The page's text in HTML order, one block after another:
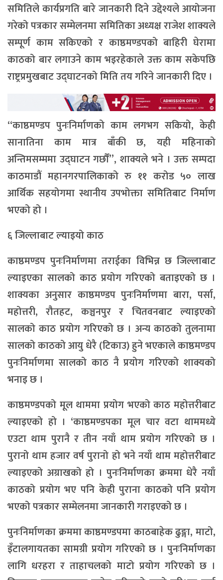
समितिले कार्यप्रगति बारे जानकारी दिने उद्देश्यले आयोजना
गरेको पत्रकार सम्मेलनमा समितिका अध्यक्ष राजेश शाक्यले
सम्पूर्ण काम सकिएको र काष्ठमण्डपको बाहिरी घेरामा
काठको बार लगाउने काम भइरहेकाले उक्त काम सकेपछि
राष्ट्रप्रमुखबाट उद्घाटनको मिति तय गरिने जानकारी दिए ।
“काष्ठमण्डप पुनःनिर्माणको काम लगभग सकियो, केही
सानातिना काम मात्र बाँकी छ, यही महिनाको
अन्तिमसम्ममा उद्घाटन गर्छौं”, शाक्यले भने । उक्त सम्पदा
काठमाडौं महानगरपालिकाको रु ११ करोड ५० लाख
आर्थिक सहयोगमा स्थानीय उपभोक्ता समितिबाट निर्माण
भएको हो ।
६ जिल्लाबाट ल्याइयो काठ
काष्ठमण्डप पुनःनिर्माणमा तराईका विभिन्न छ जिल्लाबाट
ल्याइएका सालको काठ प्रयोग गरिएको बताइएको छ ।
शाक्यका अनुसार काष्ठमण्डप पुनःनिर्माणमा बारा, पर्सा,
महोत्तरी, रौतहट, कञ्चनपुर र चितवनबाट ल्याइएको
सालको काठ प्रयोग गरिएको छ । अन्य काठको तुलनामा
सालको काठको आयु धेरै (टिकाउ) हुने भएकाले काष्ठमण्डप
पुनःनिर्माणमा सालको काठ नै प्रयोग गरिएको शाक्यको
भनाइ छ ।
काष्ठमण्डपको मूल थाममा प्रयोग भएको काठ महोत्तरीबाट
ल्याइएको हो । ‘काष्ठमण्डपका मूल चार वटा थाममध्ये
एउटा थाम पुरानै र तीन नयाँ थाम प्रयोग गरिएको छ ।
पुरानो थाम हजार वर्ष पुरानो हो भने नयाँ थाम महोत्तरीबाट
ल्याइएको अग्राखको हो । पुनःनिर्माणका क्रममा धेरै नयाँ
काठको प्रयोग भए पनि केही पुराना काठको पनि प्रयोग
भएको पत्रकार सम्मेलनमा जानकारी गराइएको छ ।
पुनःनिर्माणका क्रममा काष्ठमण्डपमा काठबाहेक ढुङ्गा, माटो,
इँटालगायतका सामग्री प्रयोग गरिएको छ । पुनःनिर्माणका
लागि धरहरा र ताहाचलको माटो प्रयोग गरिएको छ ।